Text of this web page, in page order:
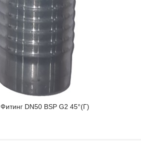
Фитинг DN50 BSP G2 45°(Г)